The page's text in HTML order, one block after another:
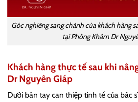
Góc nghiêng sang chảnh của khách hàng
tại Phòng Khám Dr
Khách hàng thực tế sau khi
Dr Nguyên Giáp
Dưới bàn tay can thiệp tinh tế của bác